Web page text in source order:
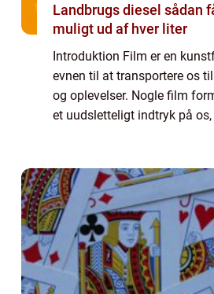
Landbrugs diesel sådan får du mest
muligt ud af hver liter
Introduktion Film er en
evnen til at transportere os
og oplevelser. Nogle film
et uudsletteligt indtryk på os,